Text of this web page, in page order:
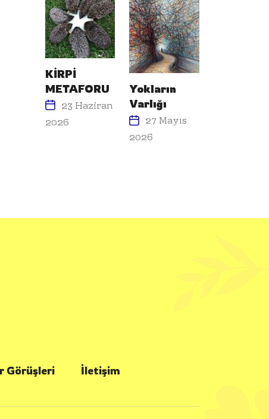
KİRPİ
METAFORU
23 Haziran
2026
Yokların
Varlığı
27 Mayıs
2026
Görüşleri İletişim